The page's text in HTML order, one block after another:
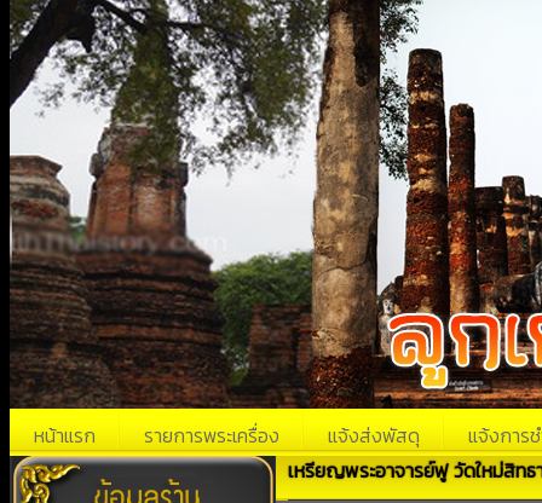
หน้าแรก รายการพระเครื่อง แจ้งส่งพัสดุ แจ้งการช
เหรียญพระอาจารย์ฟู วัดใหม่สิทธ